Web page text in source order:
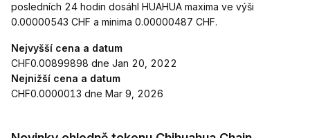
posledních 24 hodin dosáhl HUAHUA maxima ve výši
0.00000543 CHF a minima 0.00000487 CHF.
Nejvyšší cena a datum
CHF0.00899898 dne Jan 20, 2022
Nejnižší cena a datum
CHF0.0000013 dne Mar 9, 2026